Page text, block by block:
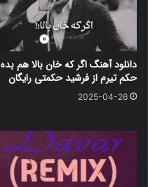
دانلود آهنگ اگر که خان بالا هم بده
حکم تیرم از فرشید حکمتی رایگان
2025-04-26